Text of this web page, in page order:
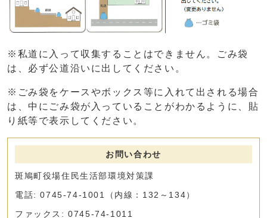
※私道に入って収集することはできません。ごみ袋
は、必ず公道沿いに出してください。
※ごみ袋をケースやボックス等に入れて出される場合
は、中にごみ袋が入っていることがわかるように、貼
り紙等で表示してください。
お問い合わせ
斑鳩町役場住民生活部環境対策課
電話: 0745-74-1001（内線：132～134）
ファックス: 0745-74-1011